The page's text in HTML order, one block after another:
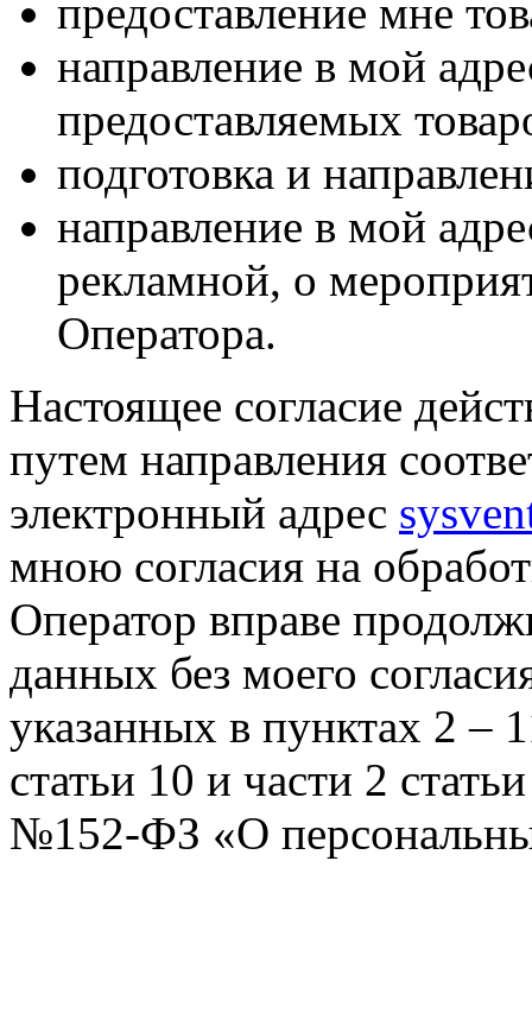
предоставление мне
направление в мой
предоставляемых
подготовка и
направление в мой
рекламной, о
Оператора.
Настоящее согласие
путем направления
электронный адрес
мною согласия на
Оператор вправе
данных без моего
указанных в пунктах 2 –
статьи 10 и части 2
№152-ФЗ «О